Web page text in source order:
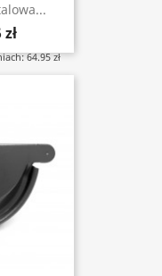
64.95 zł